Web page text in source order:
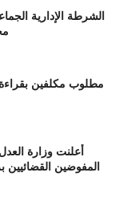
الشرطة الإدارية
مطلوب مكلفين بقراءة
أعلنت وزارة